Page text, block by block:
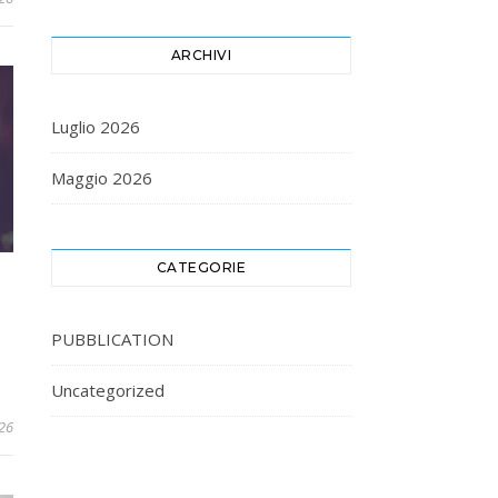
ARCHIVI
Luglio 2026
Maggio 2026
CATEGORIE
PUBBLICATION
Uncategorized